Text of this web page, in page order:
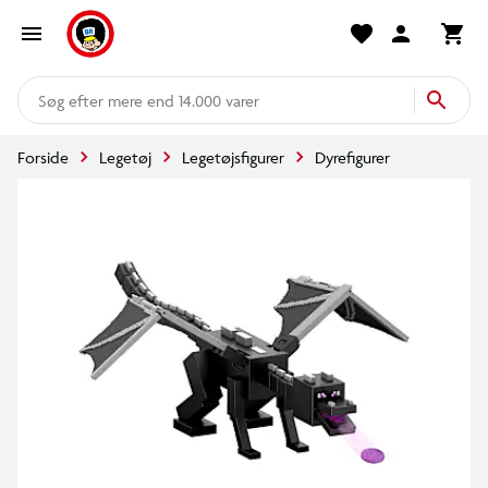
mere end 14.000 varer
Forside Legetøj Legetøjsfigurer Dyrefigurer